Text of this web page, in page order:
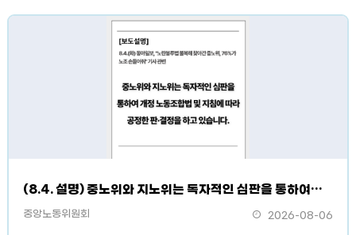
(8.4. 설명) 중노위와 지노위는 독자적인 심판을 통하여개정 노동조합법 및 지침에 따라 공정한 판·결정을 하고 있습니다.
중앙노동위원회 2026-08-06